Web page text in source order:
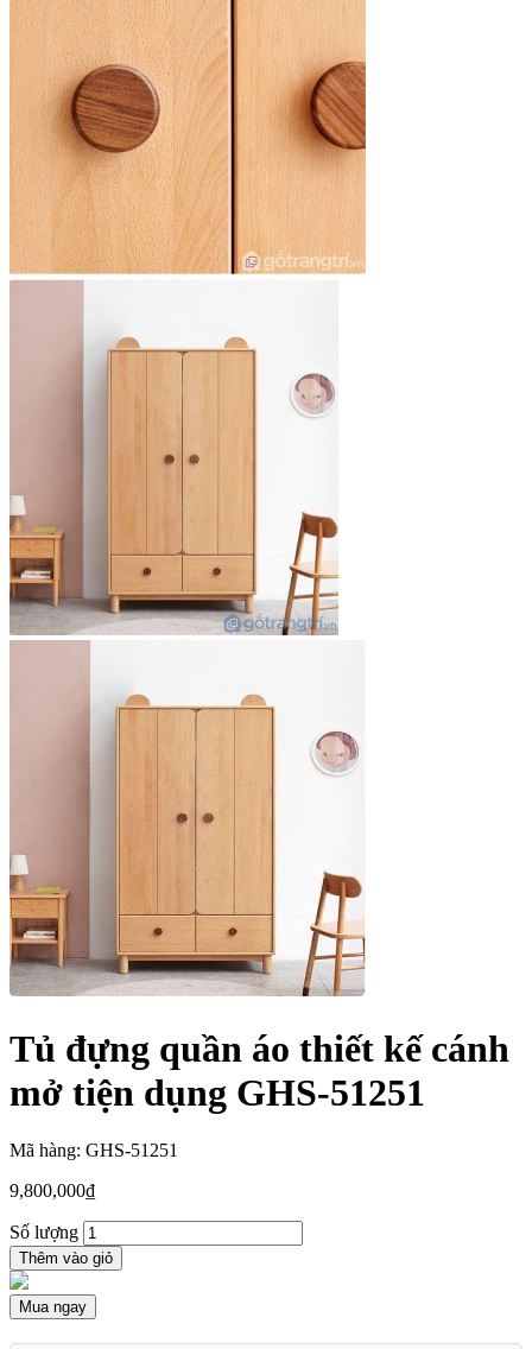
Tủ đựng quần áo thiết kế cánh
mở tiện dụng GHS-51251
Mã hàng: GHS-51251
9,800,000₫
Số lượng
Thêm vào giỏ
Mua ngay